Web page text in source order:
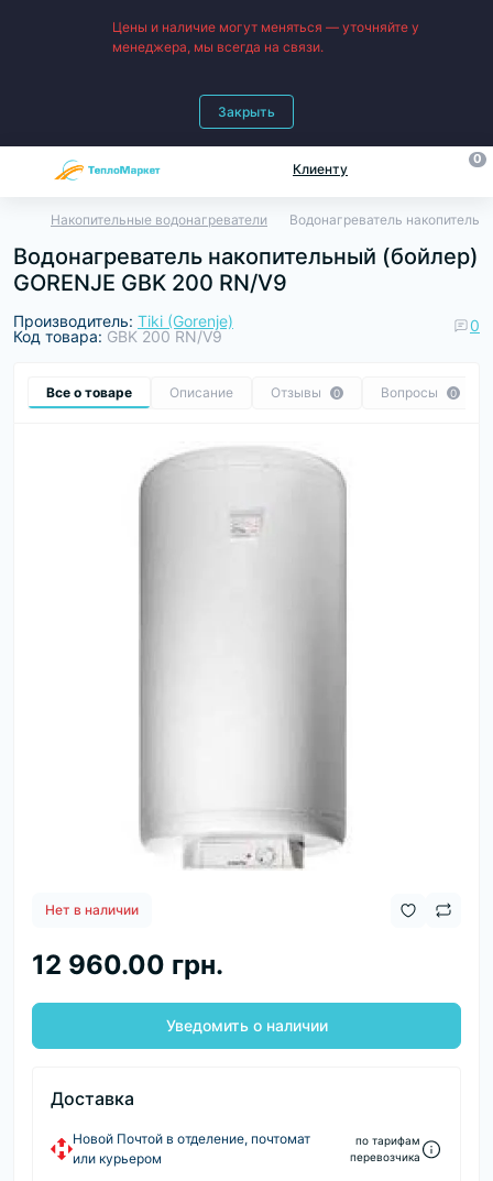
Цены и наличие могут меняться — уточняйте у
менеджера, мы всегда на связи.
Закрыть
Клиенту
0
Накопительные водонагреватели Водонагреватель
Водонагреватель накопительный (бойлер)
GORENJE GBK 200 RN/V9
Производитель: Tiki (Gorenje)
Код товара: GBK 200 RN/V9
0
Все о товаре Описание Отзывы 0 Вопросы 0
Нет в наличии
12 960.00 грн.
Уведомить о наличии
Доставка
Новой Почтой в отделение, почтомат
или курьером
по тарифам
перевозчика